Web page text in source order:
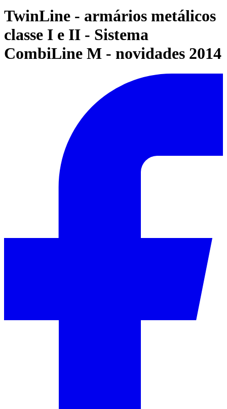
TwinLine - armários metálicos
classe I e II - Sistema
CombiLine M - novidades 2014